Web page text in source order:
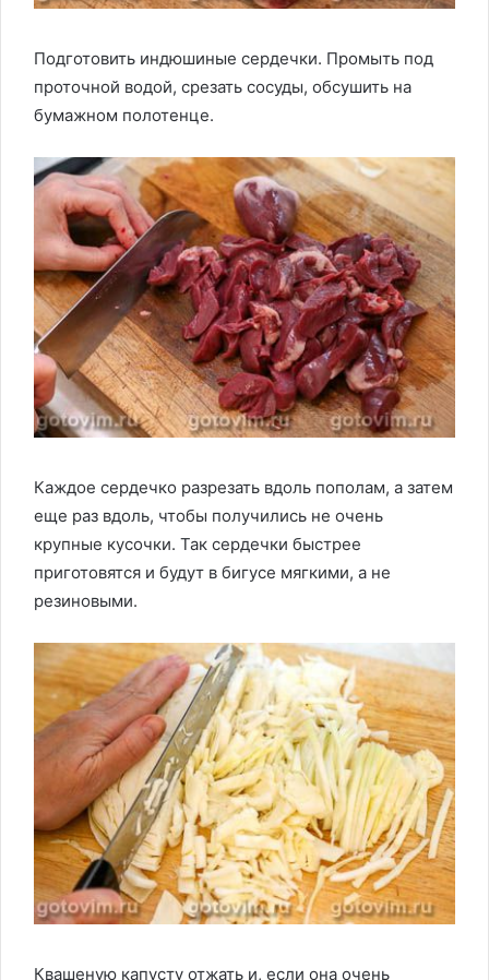
Подготовить индюшиные сердечки. Промыть под
проточной водой, срезать сосуды, обсушить на
бумажном полотенце.
Каждое сердечко разрезать вдоль пополам, а затем
еще раз вдоль, чтобы получились не очень
крупные кусочки. Так сердечки быстрее
приготовятся и будут в бигусе мягкими, а не
резиновыми.
Квашеную капусту отжать и, если она очень